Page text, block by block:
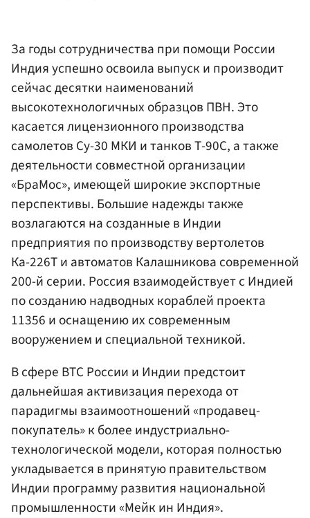
За годы сотрудничества при помощи России
Индия успешно освоила выпуск и производит
сейчас десятки наименований
высокотехнологичных образцов ПВН. Это
касается лицензионного производства
самолетов Су-30 МКИ и танков Т-90С, а также
деятельности совместной организации
«БраМос», имеющей широкие экспортные
перспективы. Большие надежды также
возлагаются на созданные в Индии
предприятия по производству вертолетов
Ка-226Т и автоматов Калашникова современной
200-й серии. Россия взаимодействует с Индией
по созданию надводных кораблей проекта
11356 и оснащению их современным
вооружением и специальной техникой.
В сфере ВТС России и Индии предстоит
дальнейшая активизация перехода от
парадигмы взаимоотношений «продавец-
покупатель» к более индустриально-
технологической модели, которая полностью
укладывается в принятую правительством
Индии программу развития национальной
промышленности «Мейк ин Индия».